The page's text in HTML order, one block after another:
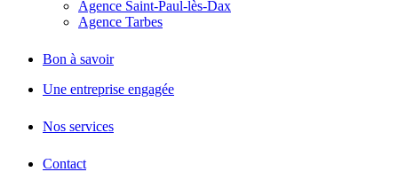
Agence Saint-Paul-lès-Dax
Agence Tarbes
Bon à savoir
Une entreprise engagée
Nos services
Contact